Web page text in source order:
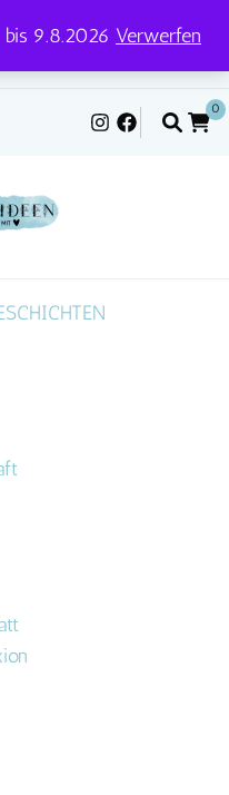
9.8.2026 Verwerfen
und Briefe: Mittwoch &
0